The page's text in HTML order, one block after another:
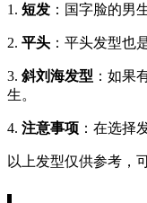
1. 短发 ：国字脸的男
2. 平头 ：平头发型也
3. 斜刘海发型 ：如果
生。
4. 注意事项 ：在选择
以上发型仅供参考，